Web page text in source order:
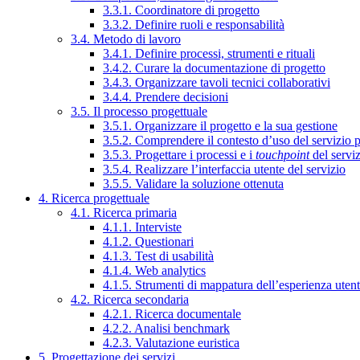
3.3.1. Coordinatore di progetto
3.3.2. Definire ruoli e responsabilità
3.4. Metodo di lavoro
3.4.1. Definire processi, strumenti e rituali
3.4.2. Curare la documentazione di progetto
3.4.3. Organizzare tavoli tecnici collaborativi
3.4.4. Prendere decisioni
3.5. Il processo progettuale
3.5.1. Organizzare il progetto e la sua gestione
3.5.2. Comprendere il contesto d’uso del servizio
3.5.3. Progettare i processi e i touchpointdel
3.5.4. Realizzare l’interfaccia utente del servizio
3.5.5. Validare la soluzione ottenuta
4. Ricerca progettuale
4.1. Ricerca primaria
4.1.1. Interviste
4.1.2. Questionari
4.1.3. Test di usabilità
4.1.4. Web analytics
4.1.5. Strumenti di mappatura dell’esperienza
4.2. Ricerca secondaria
4.2.1. Ricerca documentale
4.2.2. Analisi benchmark
4.2.3. Valutazione euristica
5. Progettazione dei servizi